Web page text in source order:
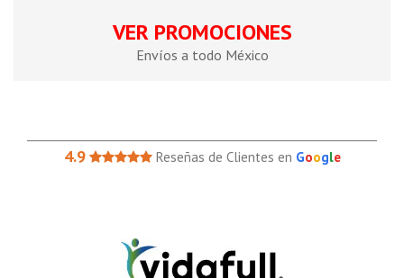
VER PROMOCIONES
Envíos a todo México
4.9 Reseñas de Clientes en Google